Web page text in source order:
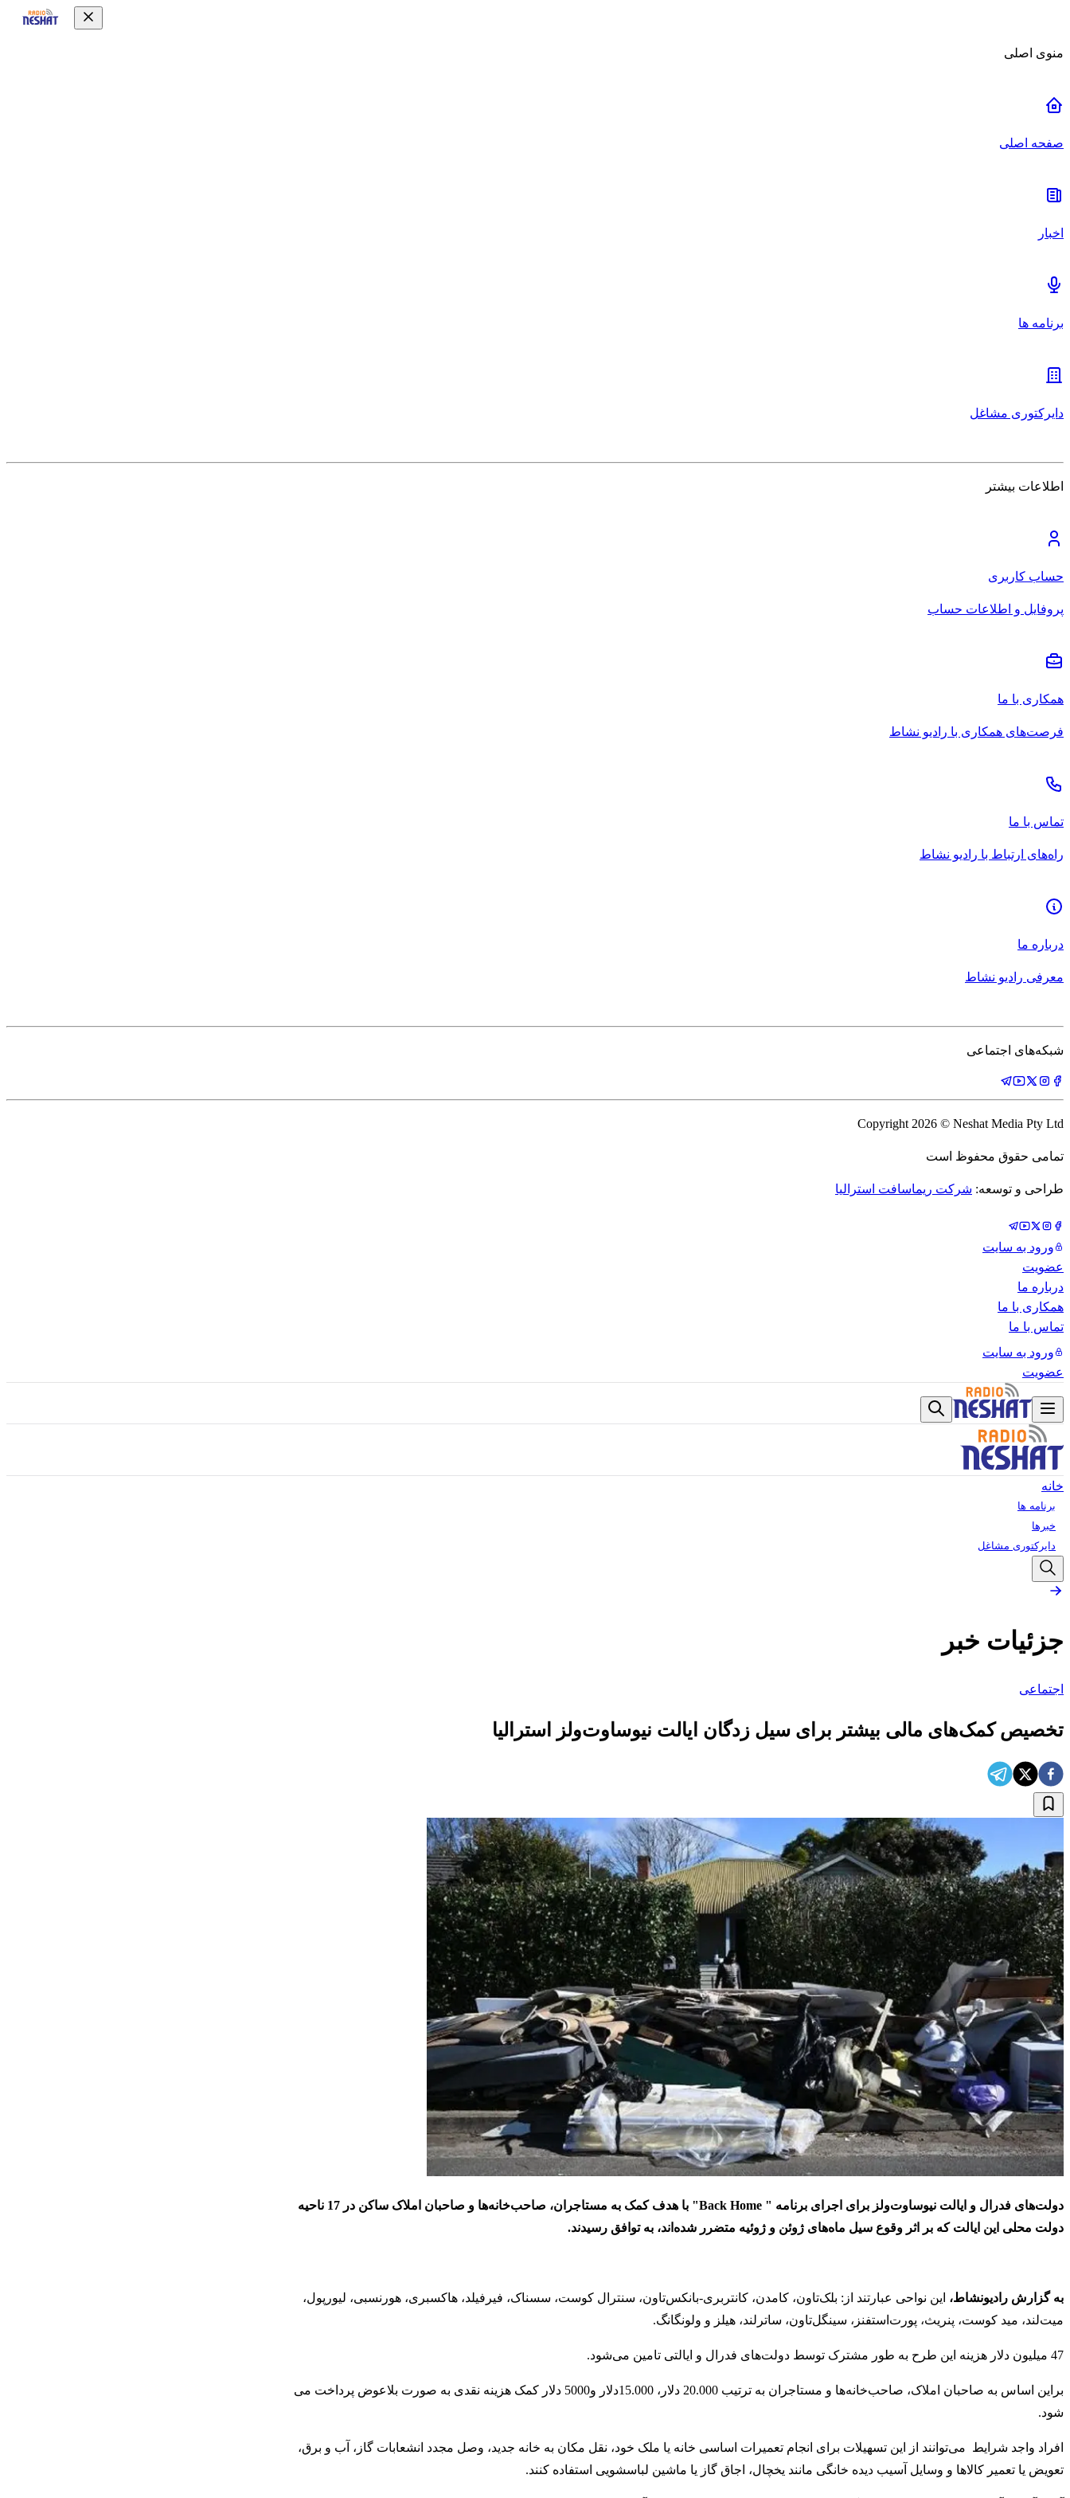
منوی اصلی
صفحه اصلی
اخبار
برنامه ها
دایرکتوری مشاغل
اطلاعات بیشتر
حساب کاربری
پروفایل و اطلاعات حساب
همکاری با ما
فرصت‌های همکاری با رادیو نشاط
تماس با ما
راه‌های ارتباط با رادیو نشاط
درباره ما
معرفی رادیو نشاط
شبکه‌های اجتماعی
Copyright 2026 © Neshat Media Pty Ltd
تمامی حقوق محفوظ است
طراحی و توسعه: شرکت ریماسافت استرالیا
ورود به سایت
عضویت
درباره ما
همکاری با ما
تماس با ما
ورود به سایت
عضویت
خانه
برنامه ها
خبرها
دایرکتوری مشاغل
جزئیات خبر
اجتماعی
تخصیص کمک‌های مالی بیشتر برای سیل زدگان ایالت نیوساوت‌ولز استرالیا
دولت‌های فدرال و ایالت نیوساوت‌ولز برای اجرای برنامه "
" با هدف کمک به مستاجران، صاحب‌خانه‌ها و صاحبان املاک ساکن در 17 ناحیه
دولت محلی این ایالت که بر اثر وقوع سیل ماه‌های ژوئن و ژوئیه متضرر شده‌اند، به توافق رسیدند.
به گزارش رادیونشاط، این نواحی عبارتند از: بلک‌تاون، کامدن، کانتربری-بانکس‌تاون، سنترال کوست، سسناک، فیرفیلد، هاکسبری، هورنسبی، لیورپول،
میت‌لند، مید کوست، پنریث، پورت‌استفنز، سینگل‌تاون، ساترلند، هیلز و ولونگانگ.
47 میلیون دلار هزینه این طرح به طور مشترک توسط دولت‌های فدرال و ایالتی تامین می‌شود.
براین اساس به صاحبان املاک، صاحب‌خانه‌ها و مستاجران به ترتیب 20.000 دلار، 15.000دلار و5000 دلار کمک هزینه نقدی به صورت بلاعوض پرداخت می
شود.
افراد واجد شرایط می‌توانند از این تسهیلات برای انجام تعمیرات اساسی خانه یا ملک خود، نقل مکان به خانه جدید، وصل مجدد انشعابات گاز، آب و برق،
تعویض یا تعمیر کالاها و وسایل آسیب دیده خانگی مانند یخچال، اجاق گاز یا ماشین لباسشویی استفاده کنند.